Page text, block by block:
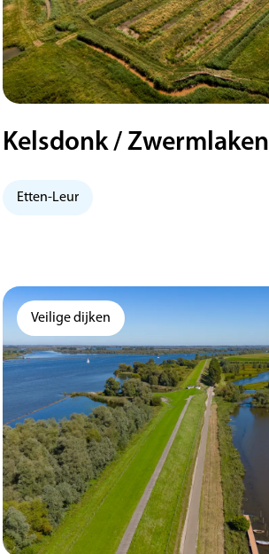
Kelsdonk / Zwermlaken
Etten-Leur
Veilige dijken